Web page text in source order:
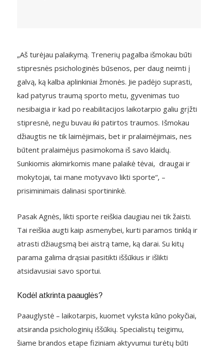
„Aš turėjau palaikymą. Trenerių pagalba išmokau būti
stipresnės psichologinės būsenos, per daug neimti į
galvą, ką kalba aplinkiniai žmonės. Jie padėjo suprasti,
kad patyrus traumą sporto metu, gyvenimas tuo
nesibaigia ir kad po reabilitacijos laikotarpio galiu grįžti
stipresnė, negu buvau iki patirtos traumos. Išmokau
džiaugtis ne tik laimėjimais, bet ir pralaimėjimais, nes
būtent pralaimėjus pasimokoma iš savo klaidų.
Sunkiomis akimirkomis mane palaikė tėvai, draugai ir
mokytojai, tai mane motyvavo likti sporte“, –
prisiminimais dalinasi sportininkė.
Pasak Agnės, likti sporte reiškia daugiau nei tik žaisti.
Tai reiškia augti kaip asmenybei, kurti paramos tinklą ir
atrasti džiaugsmą bei aistrą tame, ką darai. Su kitų
parama galima drąsiai pasitikti iššūkius ir išlikti
atsidavusiai savo sportui.
Kodėl atkrinta paauglės?
Paauglystė – laikotarpis, kuomet vyksta kūno pokyčiai,
atsiranda psichologinių iššūkių. Specialistų teigimu,
šiame brandos etape fiziniam aktyvumui turėtų būti